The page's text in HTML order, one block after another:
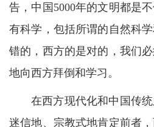
告，中国5000年的文明都是
有科学，包括所谓的自然科
错的，西方的是对的，我们
地向西方拜倒和学习。
在西方现代化和中国传
迷信地、宗教式地肯定前者